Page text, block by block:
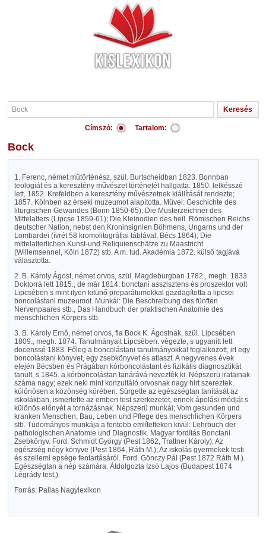
Címszó: Tartalom:
Bock
1. Ferenc, német műtörténész, szül. Burtscheidban 1823. Bonnban
teologiát és a keresztény művészet történetét hallgatta: 1850. lelkésszé
lett, 1852. Krefeldben a keresztény művészetnek kiállítását rendezte;
1857. Kölnben az érseki muzeumot alapította. Művei: Geschichte des
liturgischen Gewandes (Bonn 1850-65); Die Musterzeichner des
Mittelalters (Lipcse 1859-61); Die Kleinodien des heil. Römischen Reichs
deutscher Nation, nebst den Kroninsignien Böhmens, Ungarns und der
Lombardei (ívrét 58 kromolitográfiai táblával, Bécs 1864); Die
mittelalterlichen Kunst-und Reliquienschätze zu Maastricht
(Willemsennel, Köln 1872) stb. A m. tud. Akadémia 1872. külső tagjává
választotta.
2. B. Károly Ágost, német orvos, szül. Magdeburgban 1782., megh. 1833.
Doktorrá lett 1815., de már 1814. bonctani asszisztens és proszektor volt
Lipcsében s mint ilyen kitünő preparátumokkal gazdagította a lipcsei
boncolástani muzeumot. Munkái: Die Beschreibung des fünften
Nervenpaares stb., Das Handbuch der praktischen Anatomie des
menschlichen Körpers stb.
3. B. Károly Ernő, német orvos, fia Bock K. Ágostnak, szül. Lipcsében
1809., megh. 1874. Tanulmányait Lipcsében. végezte, s ugyanitt lett
docenssé 1883. Főleg a boncolástani tanulmányokkal foglalkozott, irt egy
boncolástani könyvet, egy zsebkönyvet és atlaszt. A negyvenes évek
elején Bécsben és Prágában kórboncolástant és fizikális diagnosztikát
tanult, s 1845. a kórboncolástan tanárává nevezték ki. Népszerü iratainak
száma nagy; ezek neki mint konzultáló orvosnak nagy hirt szereztek,
különösen a közönség körében. Sürgette az egészségtan tanítását az
iskolákban, ismertette az emberi test szerkezetet, ennek ápolási módját s
különös előnyét a tornázásnak. Népszerü munkái; Vom gesunden und
kranken Menschen; Bau, Leben und Pflege des menschlichen Körpers
stb. Tudományos munkája a fentebb említetteken kivül: Lehrbuch der
pathologischen Anatomie und Diagnostik. Magyar fordítás Bonctani
Zsebkönyv. Ford. Schmidt György (Pest 1862, Trattner Károly); Az
egészség négy könyve (Pest 1864, Ráth M.); Az iskolás gyermekek testi
és szellemi epsége fentartásáról. Ford. Gönczy Pál (Pest 1872 Ráth M.).
Egészségtan a nép számára. Átdolgozta Izsó Lajos (Budapest 1874
Légrády test,).
Forrás: Pallas Nagylexikon